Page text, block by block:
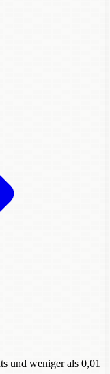
und weniger als 0,01